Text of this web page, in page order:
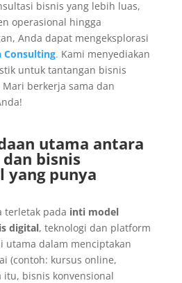
bisnis yang lebih luas,
operasional hingga
Anda dapat mengeksplorasi
Consulting. Kami menyediakan
untuk tantangan bisnis
berkerja sama dan
utama antara
bisnis
yang punya
terletak pada inti model
digital, teknologi dan platform
utama dalam menciptakan
(contoh: kursus online,
itu, bisnis konvensional